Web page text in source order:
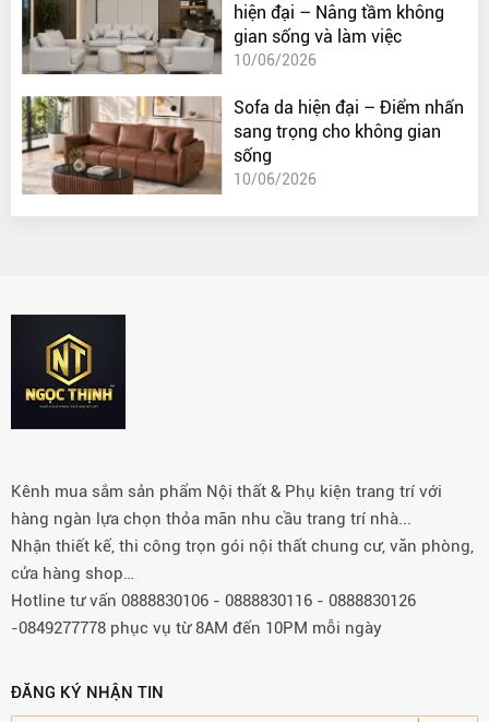
hiện đại – Nâng tầm không
gian sống và làm việc
10/06/2026
Sofa da hiện đại – Điểm nhấn
sang trọng cho không gian
sống
10/06/2026
Kênh mua sắm sản phẩm Nội thất & Phụ kiện trang trí với
hàng ngàn lựa chọn thỏa mãn nhu cầu trang trí nhà...
Nhận thiết kế, thi công trọn gói nội thất chung cư, văn phòng,
cửa hàng shop…
Hotline tư vấn 0888830106 - 0888830116 - 0888830126
-0849277778 phục vụ từ 8AM đến 10PM mỗi ngày
ĐĂNG KÝ NHẬN TIN